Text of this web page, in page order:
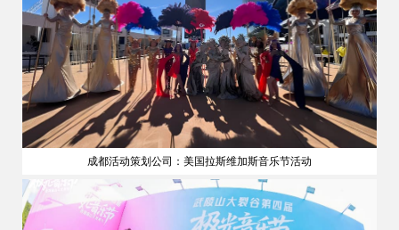
成都活动策划公司：美国拉斯维加斯音乐节活动